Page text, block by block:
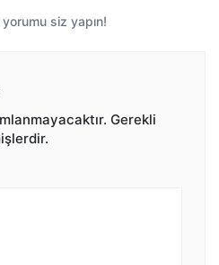
siz yapın!
Gerekli